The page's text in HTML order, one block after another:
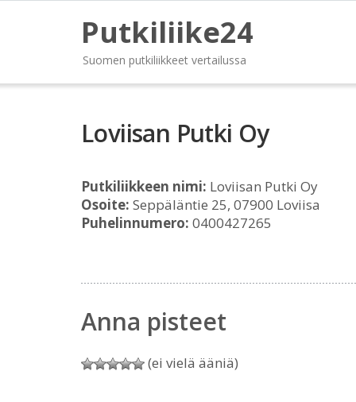
Putkiliike24
Suomen putkiliikkeet vertailussa
Loviisan Putki Oy
Putkiliikkeen nimi: Loviisan Putki Oy
Osoite: Seppäläntie 25, 07900 Loviisa
Puhelinnumero: 0400427265
Anna pisteet
(ei vielä ääniä)